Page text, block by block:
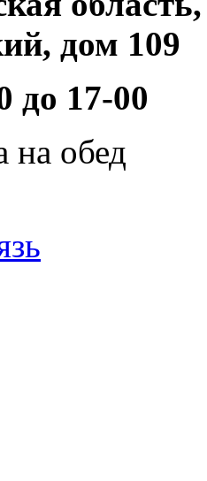
дом 109
до 17-00
на обед